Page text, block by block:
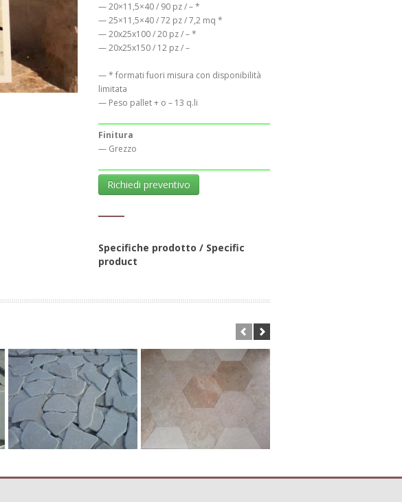
— 20×11,5×40 / 90 pz / – *
— 25×11,5×40 / 72 pz / 7,2 mq *
— 20x25x100 / 20 pz / – *
— 20x25x150 / 12 pz / –
— * formati fuori misura con disponibilità
limitata
— Peso pallet + o – 13 q.li
Finitura
— Grezzo
Richiedi preventivo
Specifiche prodotto / Specific
product